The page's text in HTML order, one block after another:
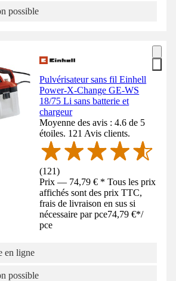
possible
Pulvérisateur sans fil Einhell
Power-X-Change GE-WS
18/75 Li sans batterie et
chargeur
Moyenne des avis : 4.6 de 5
étoiles. 121 Avis clients.
(121)
Prix — 74,79 € * Tous les prix
affichés sont des prix TTC,
frais de livraison en sus si
nécessaire par pce74,79 €*/
pce
en ligne
possible